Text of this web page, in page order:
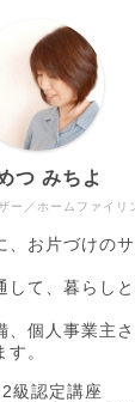
ー／ホームファイリ
つ みちよ
、お片づけの
して、暮らし
、個人事業主
。
級認定講座